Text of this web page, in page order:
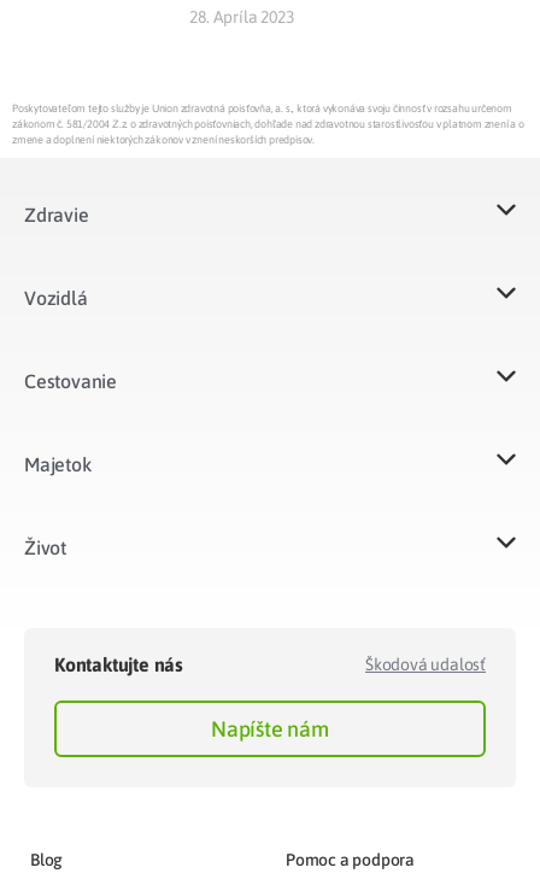
28. Apríla 2023
Poskytovateľom tejto služby je Union zdravotná poisťovňa, a. s., ktorá vykonáva svoju činnosť v rozsahu určenom
zákonom č. 581/2004 Z.z. o zdravotných poisťovniach, dohľade nad zdravotnou starostlivosťou v platnom znení a o
zmene a doplnení niektorých zákonov v znení neskorších predpisov.
Zdravie
Vozidlá​
Cestovanie
Majetok​
Život​
Kontaktujte nás Škodová udalosť
Napíšte nám
Blog Pomoc a podpora